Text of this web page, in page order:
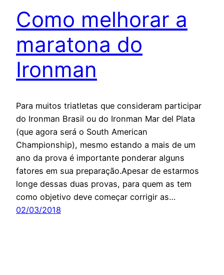
Como melhorar a
maratona do
Ironman
Para muitos triatletas que consideram participar
do Ironman Brasil ou do Ironman Mar del Plata
(que agora será o South American
Championship), mesmo estando a mais de um
ano da prova é importante ponderar alguns
fatores em sua preparação.Apesar de estarmos
longe dessas duas provas, para quem as tem
como objetivo deve começar corrigir as…
02/03/2018